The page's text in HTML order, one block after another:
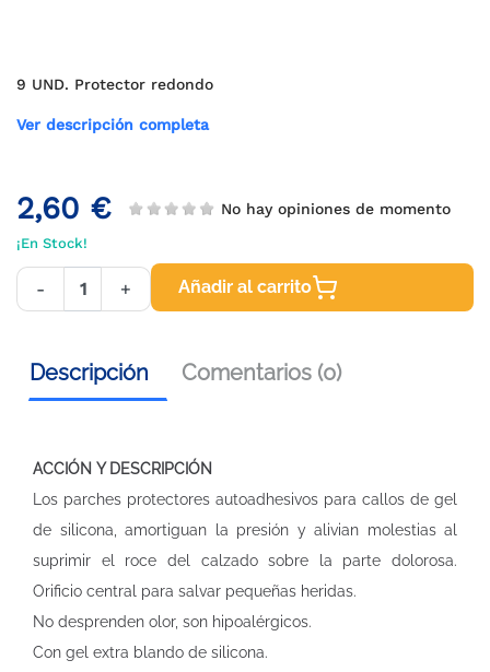
9 UND. Protector redondo
Ver descripción completa
2,60 € No hay opiniones de momento
¡En Stock!
- + Añadir al carrito
Descripción Comentarios (0)
ACCIÓN Y DESCRIPCIÓN
Los parches protectores autoadhesivos para callos de gel
de silicona, amortiguan la presión y alivian molestias al
suprimir el roce del calzado sobre la parte dolorosa.
Orificio central para salvar pequeñas heridas.
No desprenden olor, son hipoalérgicos.
Con gel extra blando de silicona.